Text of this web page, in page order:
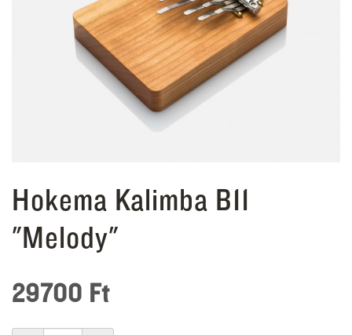
Hokema Kalimba B11
"Melody"
29700 Ft